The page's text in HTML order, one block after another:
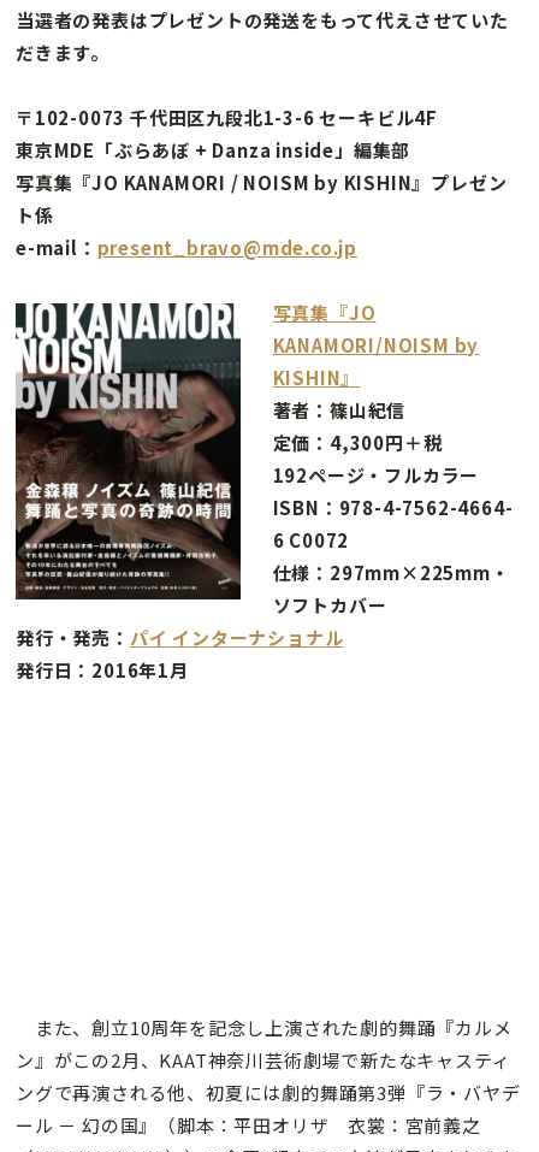
当選者の発表はプレゼントの発送をもって代えさせていた
だきます。
〒102-0073 千代田区九段北1-3-6 セーキビル4F
東京MDE「ぶらあぼ + Danza inside」編集部
写真集『JO KANAMORI / NOISM by KISHIN』プレゼン
ト係
e-mail： present_bravo@mde.co.jp
写真集『JO
KANAMORI/NOISM by
KISHIN』
著者：篠山紀信
定価：4,300円＋税
192ページ・フルカラー
ISBN：978-4-7562-4664-
6 C0072
仕様：297mm×225mm・
ソフトカバー
発行・発売： パイ インターナショナル
発行日：2016年1月
また、創立10周年を記念し上演された劇的舞踊『カルメ
ン』がこの2月、KAAT神奈川芸術劇場で新たなキャスティ
ングで再演される他、初夏には劇的舞踊第3弾『ラ・バヤデ
ール － 幻の国』（脚本：平田オリザ 衣裳：宮前義之